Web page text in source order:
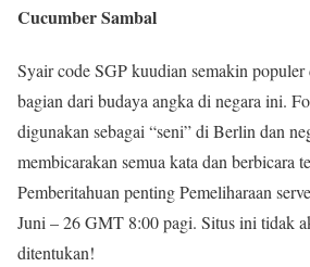
Cucumber Sambal
Syair code SGP kuudian semakin
bagian dari budaya angka di negara ini.
digunakan sebagai “seni” di Berlin dan
membicarakan semua kata dan berbicara
Pemberitahuan penting Pemeliharaan
Juni – 26 GMT 8:00 pagi. Situs ini tidak
ditentukan!